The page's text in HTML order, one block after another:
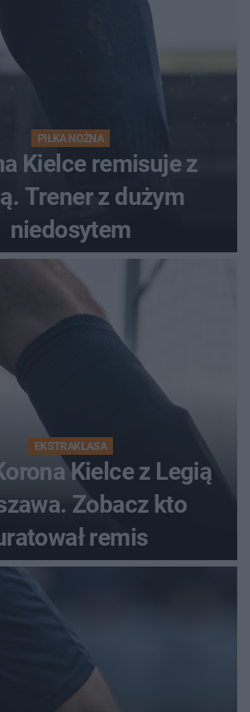
PIŁKA NOŻNA
Kielce remisuje z
Trener z dużym
niedosytem
EKSTRAKLASA
Kielce z Legią
Zobacz kto
remis